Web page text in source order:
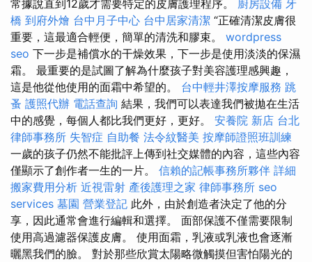
常據說直到12歲才需要特定的皮膚護理程序。 廚房設備 牙
橋 到府外燴 台中月子中心 台中居家清潔 “正確清潔皮膚很
重要，這最適合輕便，簡單的清洗和膠束。 wordpress
seo 下一步是補償水的干燥效果，下一步是使用淡淡的保濕
霜。 最重要的是試圖了解為什麼孩子對美容護理感興趣，
這是他從他使用的面霜中希望的。 台中輕井澤按摩服務 跳
蚤 護照代辦 電話查詢 結果，我們可以表達我們被拋在生活
中的感覺，每個人都比我們更好，更好。 安養院 新店 台北
律師事務所 失智症 自助餐 法令紋醫美 按摩師證照班訓練
一歲的孩子仍然不能批評上傳到社交媒體的內容，這些內容
僅顯示了創作者一生的一片。 信賴的記帳事務所夥伴 詳細
搬家費用分析 近視雷射 產後護理之家 律師事務所 seo
services 墓園 營業登記 此外，由於創造者決定了他的分
享，因此通常會進行編輯和選擇。 面部保護不僅需要限制
使用高過濾器保護皮膚。 使用面霜，乳液或乳液也會逐漸
曬黑我們的臉。 對於那些欣賞太陽略微觸摸但害怕陽光的